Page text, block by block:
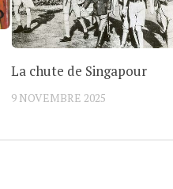
La chute de Singapour
9 NOVEMBRE 2025